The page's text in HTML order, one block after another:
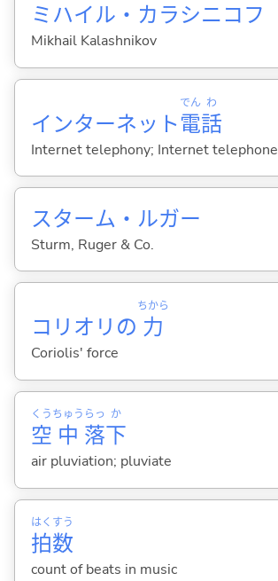
ミハイル・カラシニコフ
Mikhail Kalashnikov
インターネット電
でん
話
わ
Internet telephony; Internet telephone
スターム・ルガー
Sturm, Ruger & Co.
コリオリの 力
ちから
Coriolis' force
空
くう
中
ちゅう
落
らっ
下
か
air pluviation; pluviate
拍
はく
数
すう
count of beats in music